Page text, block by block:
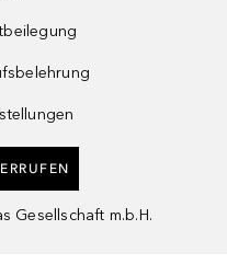
Gesellschaft m.b.H.